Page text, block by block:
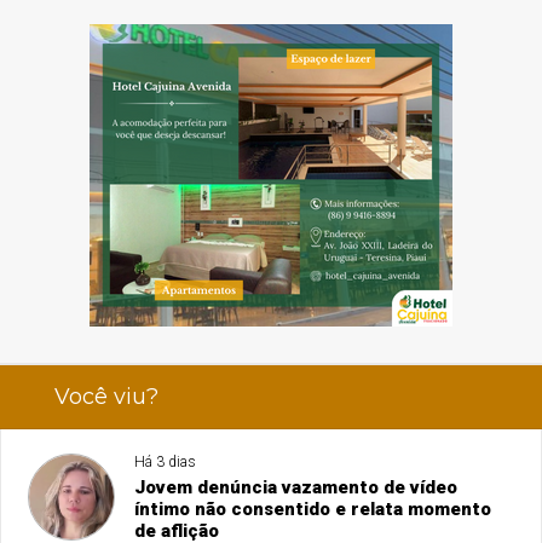
Você viu?
Há 3 dias
Jovem denúncia vazamento de vídeo
íntimo não consentido e relata momento
de aflição